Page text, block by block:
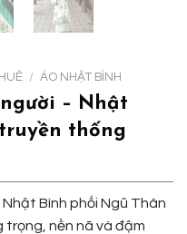
/ ÁO NHẬT BÌNH
– Nhật
thống
Bình phối Ngũ Thân
trọng, nền nã và đậm